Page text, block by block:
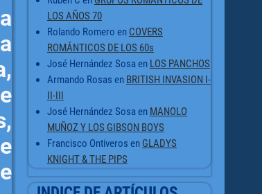
LOS AÑOS 70
Rolando Romero en COVERS
ROMÁNTICOS DE LOS 60s
José Hernández Sosa en LOS PANCHOS
Armando Rosas en BRITISH INVASION I-
II-III
José Hernández Sosa en MANOLO
MUÑOZ Y LOS GIBSON BOYS
Francisco Ontiveros en GLADYS
KNIGHT & THE PIPS